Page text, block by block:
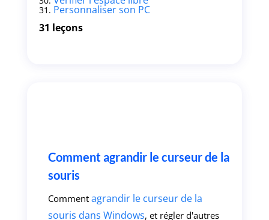
Personnaliser son PC
31 leçons
Comment agrandir le curseur de la
souris
Comment agrandir le curseur de la
souris dans Windows, et régler d'autres